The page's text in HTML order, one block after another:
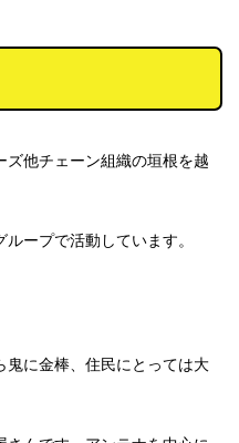
ズ他チェーン組織の垣根を越
ープで活動しています。
鬼に金棒、住民にとっては大